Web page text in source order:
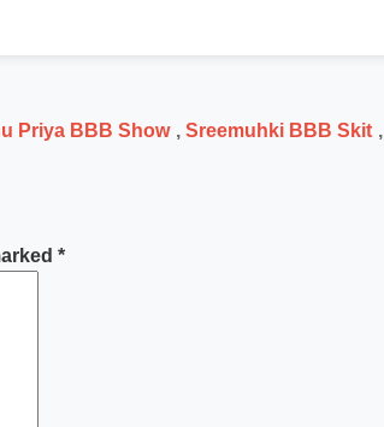
Priya BBB Show , Sreemuhki BBB Skit ,
*